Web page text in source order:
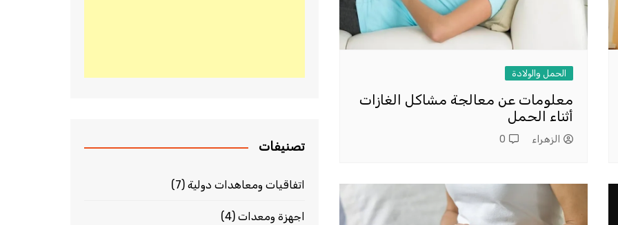
الحمل والولادة
معلومات عن معالجة مشاكل الغازات
أثناء الحمل
الزهراء 0 تصنيفات
اتفاقيات ومعاهدات دولية (7)
اجهزة ومعدات (4)